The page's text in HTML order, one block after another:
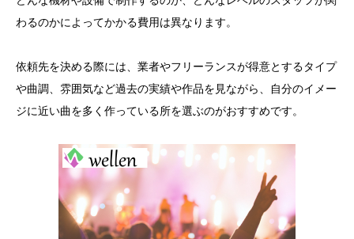
わるのかによってかかる費用は異なります。
依頼先を決める際には、業者やフリーランスが得意とするタイプ
や曲調、雰囲気など過去の実績や作品を見ながら、自分のイメー
ジに近い曲を多く作っている所を選ぶのがおすすめです。